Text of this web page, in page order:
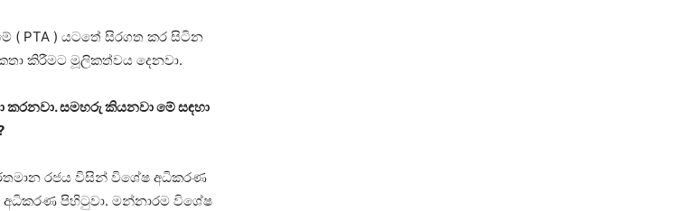
( PTA ) යටතේ සිරගත කර සිටින
කිරීමට මූලිකත්වය දෙනවා.
සමහරු කියනවා මේ සඳහා
රජය විසින් විශේෂ අධිකරණ
අධිකරණ පිහිටුවා. මන්නාරම විශේෂ